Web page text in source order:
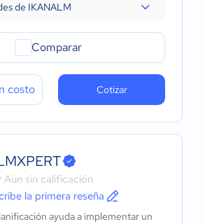
de IKANALM
Comparar
costo Cotizar
Aún sin calificación
la primera reseña
ayuda a implementar un